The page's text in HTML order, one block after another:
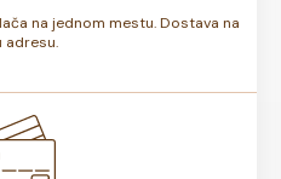
na jednom mestu. Dostava na
adresu.